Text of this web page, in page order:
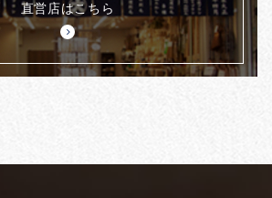
直営店はこちら